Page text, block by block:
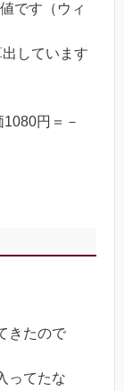
です（ウィ
しています
円＝－
きたので
ってたな